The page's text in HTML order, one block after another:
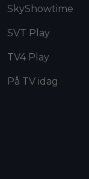
SkyShowtime
SVT Play
TV4 Play
På TV idag